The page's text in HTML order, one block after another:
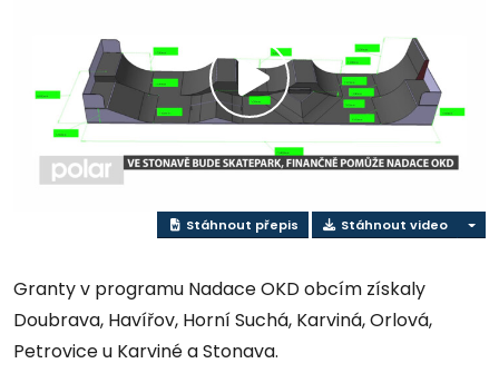
Play
Video
Stáhnout přepis Stáhnout video
Granty v programu Nadace OKD obcím získaly
Doubrava, Havířov, Horní Suchá, Karviná, Orlová,
Petrovice u Karviné a Stonava.